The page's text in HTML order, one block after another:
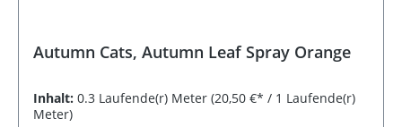
Autumn Cats, Autumn Leaf Spray Orange
Inhalt: 0.3 Laufende(r) Meter (20,50 €* / 1 Laufende(r)
Meter)